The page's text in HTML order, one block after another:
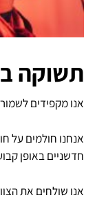
תשוקה
אנו מקפידים
אנחנו חולמים על
חדשניים באופן
אנו שולחים את